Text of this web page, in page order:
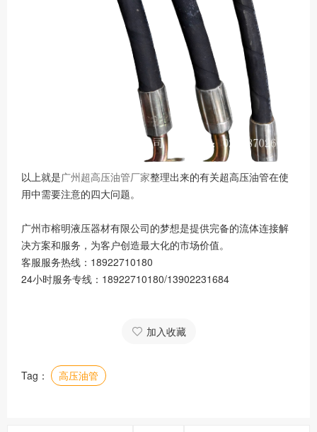
以上就是广州超高压油管厂家整理出来的有关超高压油管在使
用中需要注意的四大问题。
广州市榕明液压器材有限公司的梦想是提供完备的流体连接解
决方案和服务，为客户创造最大化的市场价值。
客服服务热线：18922710180
24小时服务专线：18922710180/13902231684
加入收藏
Tag： 高压油管